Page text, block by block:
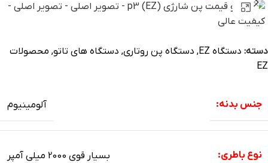
بزرگنمایی تصویر
دسته: دستگاه EZ , دستگاه پن روتاری, دستگاه های تاتو, محصولات
EZ
جنس بدنه: آلومینیوم
نوع باطری: بسیار قوی 2000 میلی آمپر